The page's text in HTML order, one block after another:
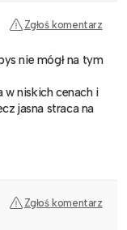
Zgłoś komentarz
nie mógł na tym
w niskich cenach i
jasna straca na
Zgłoś komentarz